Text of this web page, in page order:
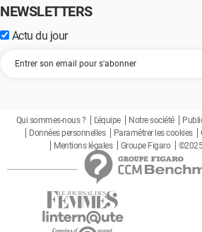
NEWSLETTERS
Actu du jour
Qui sommes-nous ? L'équipe Notre société
Données personnelles
Paramétrer les cookies
Mentions légales
Groupe Figaro